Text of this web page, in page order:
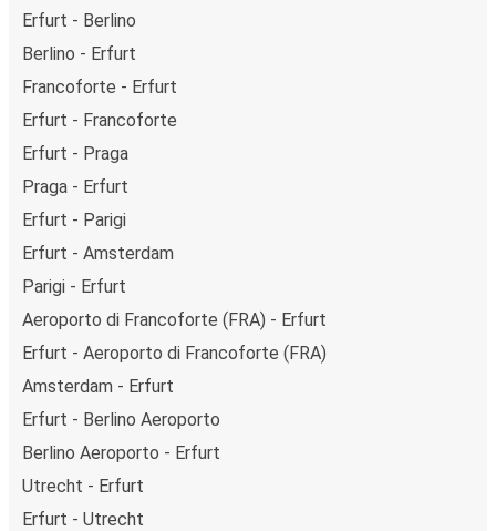
Erfurt - Berlino
Berlino - Erfurt
Francoforte - Erfurt
Erfurt - Francoforte
Erfurt - Praga
Praga - Erfurt
Erfurt - Parigi
Erfurt - Amsterdam
Parigi - Erfurt
Aeroporto di Francoforte (FRA) - Erfurt
Erfurt - Aeroporto di Francoforte (FRA)
Amsterdam - Erfurt
Erfurt - Berlino Aeroporto
Berlino Aeroporto - Erfurt
Utrecht - Erfurt
Erfurt - Utrecht